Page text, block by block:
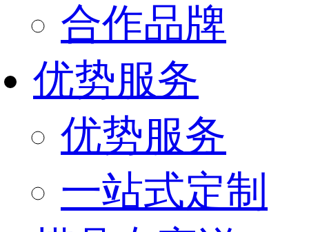
合作品牌
优势服务
优势服务
一站式定制